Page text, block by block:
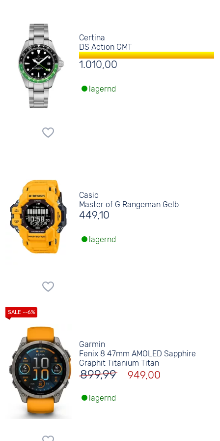
Certina
DS Action GMT
1.010,00
lagernd
Casio
Master of G Rangeman Gelb
449,10
lagernd
Garmin
Fenix 8 47mm AMOLED Sapphire
Graphit Titanium Titan
899,99 949,00
lagernd